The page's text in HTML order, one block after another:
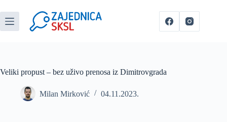
Veliki propust – bez uživo prenosa iz Dimitrovgrada
Milan Mirković 04.11.2023.